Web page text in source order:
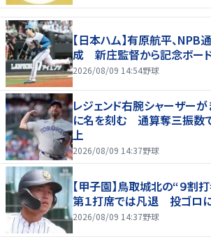
【日本ハム】有原航平、
成 新庄監督から記念ボー
2026/08/09 14:54野球
レジェンド右腕シャーザー
に名を刻む 通算奪三振数
上
2026/08/09 14:37野球
【甲子園】鳥取城北の“９
第１打席では凡退 投ゴロ
2026/08/09 14:37野球